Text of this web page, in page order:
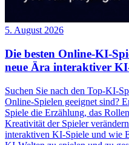
5. August 2026
Die besten Online-KI-
neue Ära interaktiver
Suchen Sie nach den Top-KI-
Online-Spielen geeignet sind?
Spiele die Erzählung, das
Kreativität der Spieler
interaktiven KI-Spiele und wie